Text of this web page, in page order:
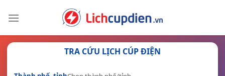
TRA CỨU LỊCH CÚP ĐIỆN